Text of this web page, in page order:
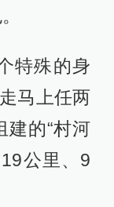
特殊的身
马上任两
建的“村河
公里、9